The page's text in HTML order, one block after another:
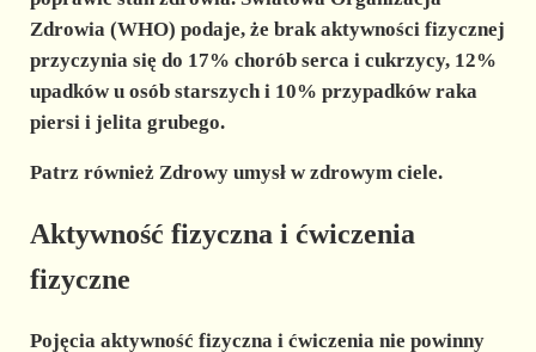
Zdrowia (WHO) podaje, że brak aktywności fizycznej
przyczynia się do 17% chorób serca i cukrzycy, 12%
upadków u osób starszych i 10% przypadków raka
piersi i jelita grubego.
Patrz również Zdrowy umysł w zdrowym ciele.
Aktywność fizyczna i ćwiczenia
fizyczne
Pojęcia aktywność fizyczna i ćwiczenia nie powinny